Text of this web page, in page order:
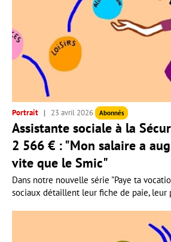
Portrait 23 avril 2026 Abonnés
Assistante sociale à la
2 566 € : "Mon salaire a
vite que le Smic"
Dans notre nouvelle série "Paye ta
sociaux détaillent leur fiche de paie, leur